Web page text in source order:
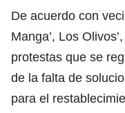
De acuerdo con
Manga’, Los
protestas que se
de la falta de
para el